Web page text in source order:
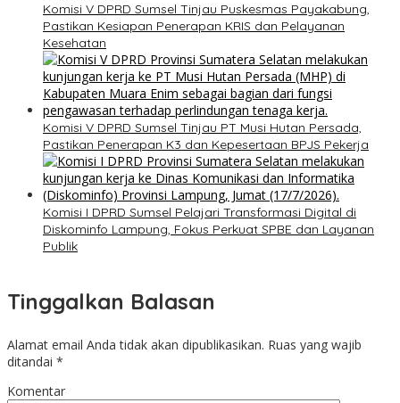
Komisi V DPRD Sumsel Tinjau Puskesmas Payakabung,
Pastikan Kesiapan Penerapan KRIS dan Pelayanan
Kesehatan
Komisi V DPRD Sumsel Tinjau PT Musi Hutan Persada,
Pastikan Penerapan K3 dan Kepesertaan BPJS Pekerja
Komisi I DPRD Sumsel Pelajari Transformasi Digital di
Diskominfo Lampung, Fokus Perkuat SPBE dan Layanan
Publik
Tinggalkan Balasan
Alamat email Anda tidak akan dipublikasikan. Ruas yang wajib
ditandai *
Komentar